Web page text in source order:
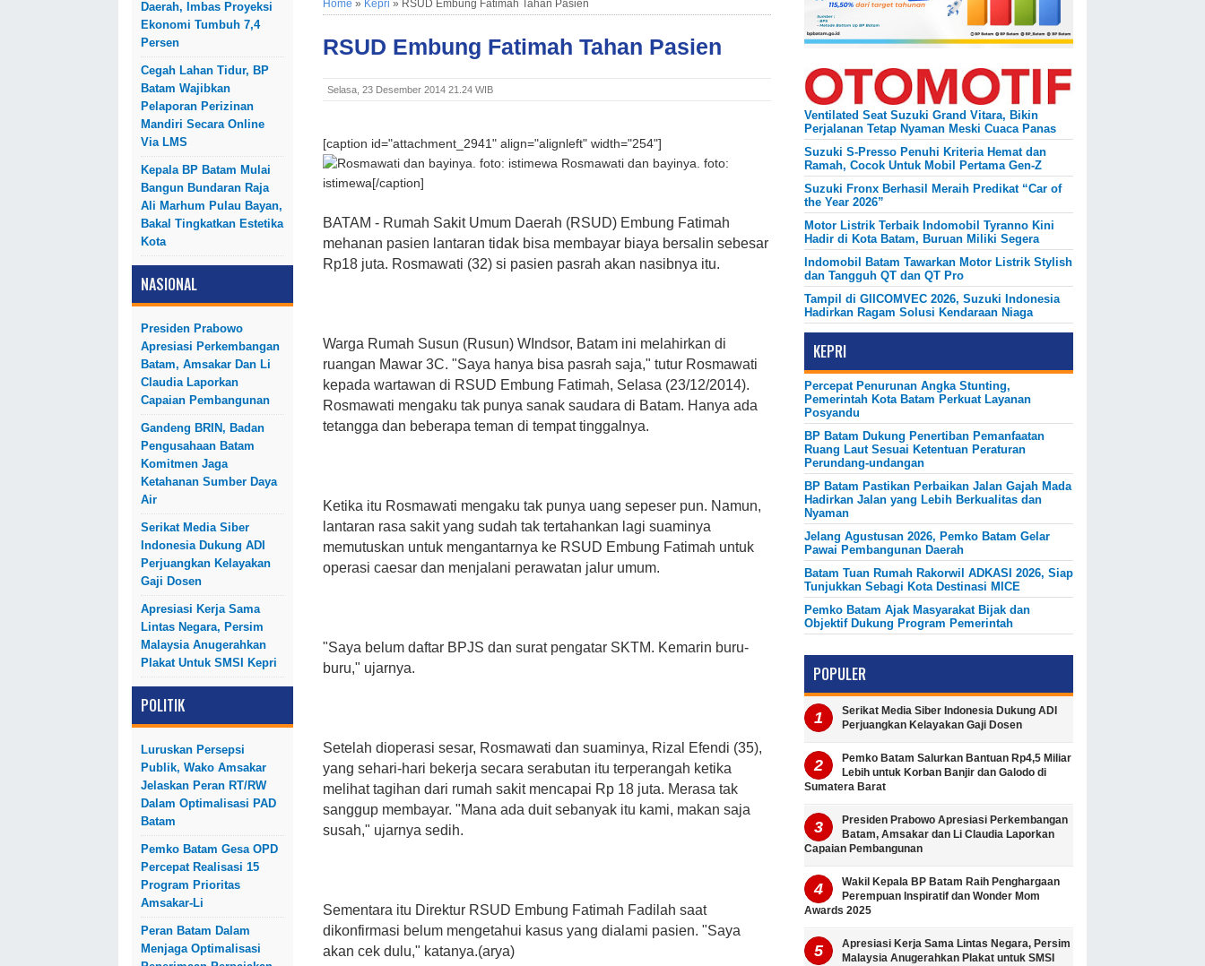
Daerah, Imbas Proyeksi
Ekonomi Tumbuh 7,4
Persen
Cegah Lahan Tidur, BP
Batam Wajibkan
Pelaporan Perizinan
Mandiri Secara Online
Via LMS
Kepala BP Batam Mulai
Bangun Bundaran Raja
Ali Marhum Pulau Bayan,
Bakal Tingkatkan Estetika
Kota
NASIONAL
Presiden Prabowo
Apresiasi Perkembangan
Batam, Amsakar Dan Li
Claudia Laporkan
Capaian Pembangunan
Gandeng BRIN, Badan
Pengusahaan Batam
Komitmen Jaga
Ketahanan Sumber Daya
Air
Serikat Media Siber
Indonesia Dukung ADI
Perjuangkan Kelayakan
Gaji Dosen
Apresiasi Kerja Sama
Lintas Negara, Persim
Malaysia Anugerahkan
Plakat Untuk SMSI Kepri
POLITIK
Luruskan Persepsi
Publik, Wako Amsakar
Jelaskan Peran RT/RW
Dalam Optimalisasi PAD
Batam
Pemko Batam Gesa OPD
Percepat Realisasi 15
Program Prioritas
Amsakar-Li
Peran Batam Dalam
Menjaga Optimalisasi
Home » Kepri » RSUD Embung Fatimah Tahan Pasien
RSUD Embung Fatimah Tahan Pasien
Selasa, 23 Desember 2014 21.24 WIB
[caption id="attachment_2941" align="alignleft" width="254"]
Rosmawati dan bayinya. foto:
istimewa[/caption]
BATAM - Rumah Sakit Umum Daerah (RSUD) Embung Fatimah
mehanan pasien lantaran tidak bisa membayar biaya bersalin sebesar
Rp18 juta. Rosmawati (32) si pasien pasrah akan nasibnya itu.
Warga Rumah Susun (Rusun) WIndsor, Batam ini melahirkan di
ruangan Mawar 3C. "Saya hanya bisa pasrah saja," tutur Rosmawati
kepada wartawan di RSUD Embung Fatimah, Selasa (23/12/2014).
Rosmawati mengaku tak punya sanak saudara di Batam. Hanya ada
tetangga dan beberapa teman di tempat tinggalnya.
Ketika itu Rosmawati mengaku tak punya uang sepeser pun. Namun,
lantaran rasa sakit yang sudah tak tertahankan lagi suaminya
memutuskan untuk mengantarnya ke RSUD Embung Fatimah untuk
operasi caesar dan menjalani perawatan jalur umum.
"Saya belum daftar BPJS dan surat pengatar SKTM. Kemarin buru-
buru," ujarnya.
Setelah dioperasi sesar, Rosmawati dan suaminya, Rizal Efendi (35),
yang sehari-hari bekerja secara serabutan itu terperangah ketika
melihat tagihan dari rumah sakit mencapai Rp 18 juta. Merasa tak
sanggup membayar. "Mana ada duit sebanyak itu kami, makan saja
susah," ujarnya sedih.
Sementara itu Direktur RSUD Embung Fatimah Fadilah saat
dikonfirmasi belum mengetahui kasus yang dialami pasien. "Saya
akan cek dulu," katanya.(arya)
Ventilated Seat Suzuki Grand Vitara, Bikin
Perjalanan Tetap Nyaman Meski Cuaca Panas
Suzuki S-Presso Penuhi Kriteria Hemat dan
Ramah, Cocok Untuk Mobil Pertama Gen-Z
Suzuki Fronx Berhasil Meraih Predikat “Car of
the Year 2026”
Motor Listrik Terbaik Indomobil Tyranno Kini
Hadir di Kota Batam, Buruan Miliki Segera
Indomobil Batam Tawarkan Motor Listrik Stylish
dan Tangguh QT dan QT Pro
Tampil di GIICOMVEC 2026, Suzuki Indonesia
Hadirkan Ragam Solusi Kendaraan Niaga
KEPRI
Percepat Penurunan Angka Stunting,
Pemerintah Kota Batam Perkuat Layanan
Posyandu
BP Batam Dukung Penertiban Pemanfaatan
Ruang Laut Sesuai Ketentuan Peraturan
Perundang-undangan
BP Batam Pastikan Perbaikan Jalan Gajah Mada
Hadirkan Jalan yang Lebih Berkualitas dan
Nyaman
Jelang Agustusan 2026, Pemko Batam Gelar
Pawai Pembangunan Daerah
Batam Tuan Rumah Rakorwil ADKASI 2026, Siap
Tunjukkan Sebagi Kota Destinasi MICE
Pemko Batam Ajak Masyarakat Bijak dan
Objektif Dukung Program Pemerintah
POPULER
Serikat Media Siber Indonesia Dukung ADI
Perjuangkan Kelayakan Gaji Dosen
Pemko Batam Salurkan Bantuan Rp4,5 Miliar
Lebih untuk Korban Banjir dan Galodo di
Sumatera Barat
Presiden Prabowo Apresiasi Perkembangan
Batam, Amsakar dan Li Claudia Laporkan
Capaian Pembangunan
Wakil Kepala BP Batam Raih Penghargaan
Perempuan Inspiratif dan Wonder Mom
Awards 2025
Apresiasi Kerja Sama Lintas Negara, Persim
Malaysia Anugerahkan Plakat untuk SMSI